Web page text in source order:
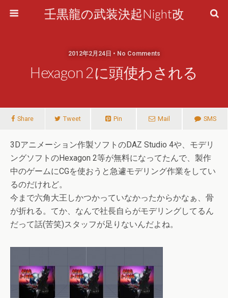
壬黒龍の武装決起Night改
2012年2月24日 • No Comments
Hexagon 2に頭使わされる
Share Tweet Pin Mail SMS
3Dアニメーション作製ソフトのDAZ Studio 4や、モデリ
ングソフトのHexagon 2等が無料になってたんで、製作
中のゲームにCGを使おうと急遽モデリング作業をしてい
るのだけれど。
今まで六角大王しかつかっていなかったからかなぁ、骨
が折れる。てか、なんで社長自らがモデリングしてるん
だって話(苦笑)スタッフが足りないんだよね。